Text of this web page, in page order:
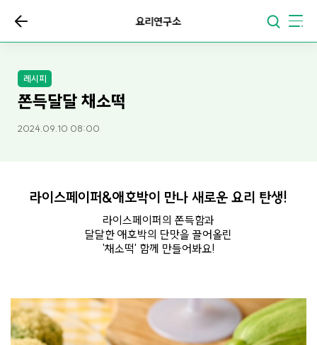
요리연구소
레시피
쫀득달달 채소떡
2024.09.10 08:00
라이스페이퍼&애호박이 만나 새로운 요리 탄생!
라이스페이퍼의 쫀득함과
달달한 애호박의 단맛을 끌어올린
'채소떡' 함께 만들어봐요!